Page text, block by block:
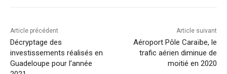
Article précédent
Décryptage des
investissements réalisés en
Guadeloupe pour l’année
Article suivant
Aéroport Pôle Caraïbe, le
trafic aérien diminue de
moitié en 2020